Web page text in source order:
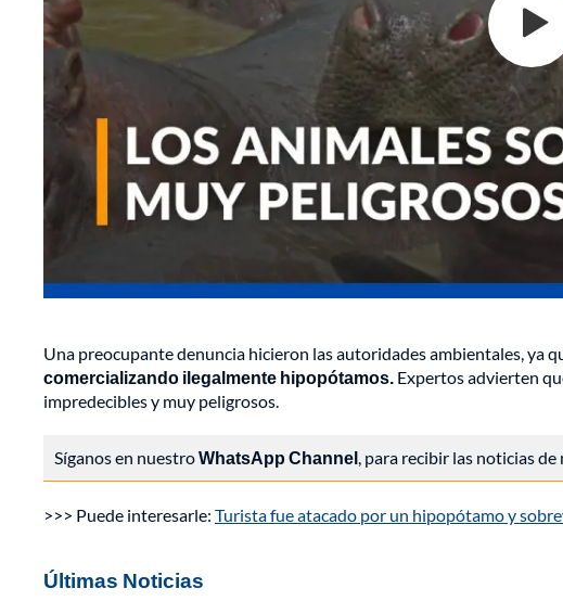
Una preocupante denuncia hicieron las autoridades ambientales, ya
comercializando ilegalmente hipopótamos. Expertos advierten
impredecibles y muy peligrosos.
Síganos en nuestroWhatsApp Channel, para recibir las noticias
>>> Puede interesarle: Turista fue atacado por un hipopótamo y
Últimas Noticias